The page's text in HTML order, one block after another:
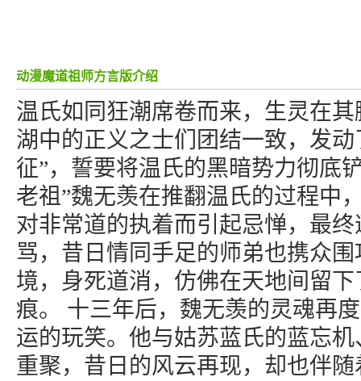
动漫魔道祖师方言版介绍
温氏如同狂潮席卷而来，生灵在
湖中的正义之士们团结一致，发
征”，誓要将温氏的黑暗势力彻底
老祖”魏无羡在推翻温氏的过程中
对非常道的执着而引起忌惮，最
骂，昔日情同手足的师弟也携众
境，身死道消，仿佛在天地间留
痕。 十三年后，魏无羡的灵魂再
运的玩笑。他与姑苏蓝氏的蓝忘
重聚，昔日的风云再现，却也伴